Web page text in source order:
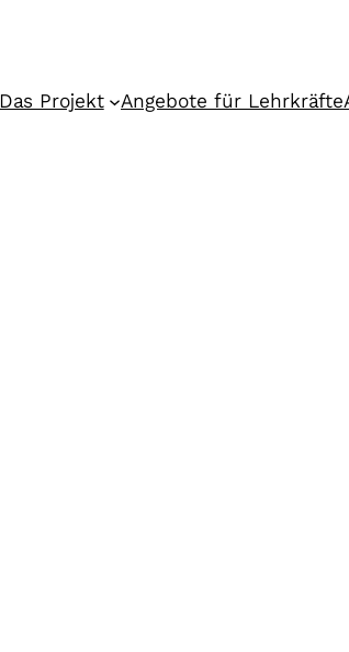
Das Projekt Angebote für Lehrkräfte